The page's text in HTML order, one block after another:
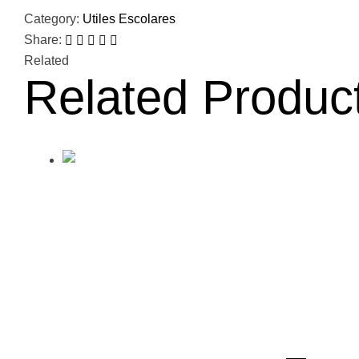
Category: Utiles Escolares
Share:
Related
Related